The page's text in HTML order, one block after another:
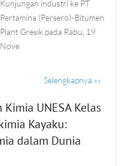
Kunjungan industri ke PT
Pertamina (Persero)-Bitumen
Plant Gresik pada Rabu, 19
Nove
Selengkapnya »»
UNESA Kelas
Kayaku:
dalam Dunia